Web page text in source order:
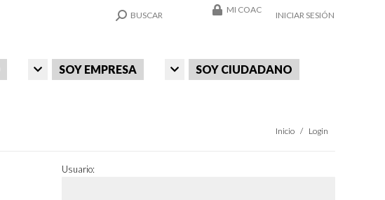
SEARCH:
BUSCAR
MI COAC
INICIAR SESIÓN
SOY EMPRESA SOY CIUDADANO
Estás aquí:
Inicio Login
Usuario: